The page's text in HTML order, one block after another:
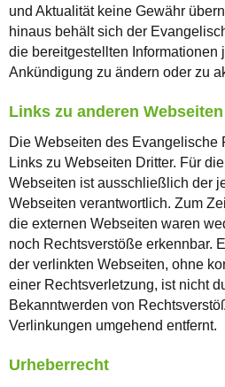
und Aktualität keine Gewähr
hinaus behält sich der
die bereitgestellten Informationen
Ankündigung zu ändern oder zu
Links zu anderen Webseiten
Die Webseiten des Evangelische
Links zu Webseiten Dritter. Für
Webseiten ist ausschließlich der
Webseiten verantwortlich. Zum
die externen Webseiten waren
noch Rechtsverstöße erkennbar.
der verlinkten Webseiten, ohne
einer Rechtsverletzung, ist nicht
Bekanntwerden von
Verlinkungen umgehend entfernt.
Urheberrecht